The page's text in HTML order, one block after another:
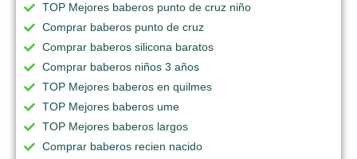
TOP Mejores baberos punto de cruz niño
Comprar baberos punto de cruz
Comprar baberos silicona baratos
Comprar baberos niños 3 años
TOP Mejores baberos en quilmes
TOP Mejores baberos ume
TOP Mejores baberos largos
Comprar baberos recien nacido